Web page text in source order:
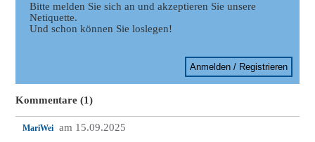
Bitte melden Sie sich an und akzeptieren Sie unsere
Netiquette.
Und schon können Sie loslegen!
Anmelden / Registrieren
Kommentare (1)
MariWei am 15.09.2025